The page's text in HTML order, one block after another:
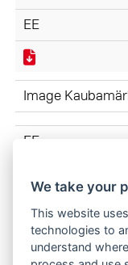
EE
Image
EE
TÖÖSEADISED
We take your
This website
technologies to
understand